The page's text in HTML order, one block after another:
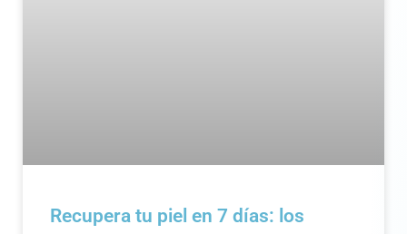
Recupera tu piel en 7 días: los